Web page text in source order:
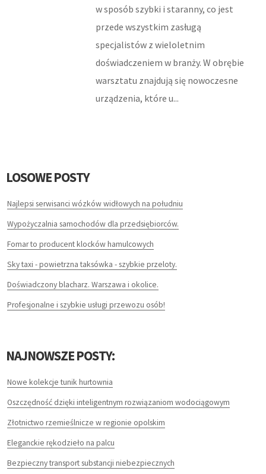
WYPOCZYNEK
LECZENIE
DIETETYKA, ODCHUDZANIE
KOSMETYKI
SPRZĘT MEDYCZNY
DEVELOPERS
OPROGRAMOWANIE
STRONY INTERNETOWE
KONTAKT
w sposób szybki i staranny, co jest
przede wszystkim zasługą
specjalistów z wieloletnim
doświadczeniem w branży. W obrębie
warsztatu znajdują się nowoczesne
urządzenia, które u...
LOSOWE POSTY
Najlepsi serwisanci wózków widłowych na południu
Wypożyczalnia samochodów dla przedsiębiorców.
Fomar to producent klocków hamulcowych
Sky taxi - powietrzna taksówka - szybkie przeloty.
Doświadczony blacharz. Warszawa i okolice.
Profesjonalne i szybkie usługi przewozu osób!
NAJNOWSZE POSTY:
Nowe kolekcje tunik hurtownia
Oszczędność dzięki inteligentnym rozwiązaniom wodociągowym
Złotnictwo rzemieślnicze w regionie opolskim
Eleganckie rękodzieło na palcu
Bezpieczny transport substancji niebezpiecznych